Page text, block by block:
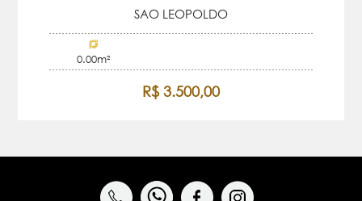
SAO LEOPOLDO
0.00m²
R$ 3.500,00